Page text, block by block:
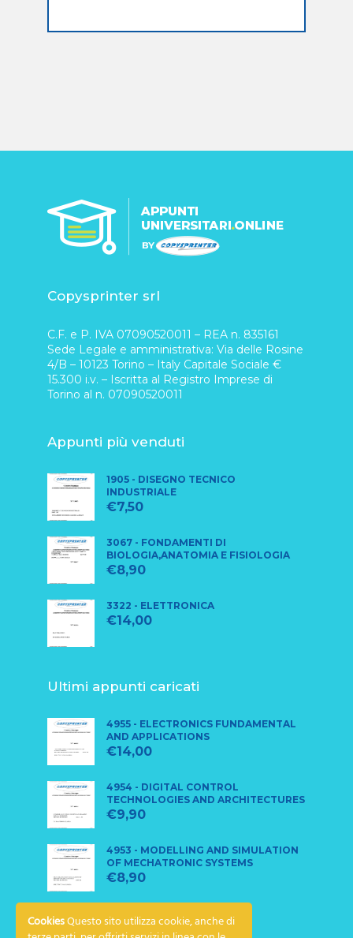
Copysprinter srl
C.F. e P. IVA 07090520011 – REA n. 835161
Sede Legale e amministrativa: Via delle Rosine
4/B – 10123 Torino – Italy Capitale Sociale €
15.300 i.v. – Iscritta al Registro Imprese di
Torino al n. 07090520011
Appunti più venduti
1905 - DISEGNO TECNICO
INDUSTRIALE
€7,50
3067 - FONDAMENTI DI
BIOLOGIA,ANATOMIA E FISIOLOGIA
€8,90
3322 - ELETTRONICA
€14,00
Ultimi appunti caricati
4955 - ELECTRONICS FUNDAMENTAL
AND APPLICATIONS
€14,00
4954 - DIGITAL CONTROL
TECHNOLOGIES AND ARCHITECTURES
€9,90
4953 - MODELLING AND SIMULATION
OF MECHATRONIC SYSTEMS
€8,90
CookiesQuesto sito utilizza cookie, anche di